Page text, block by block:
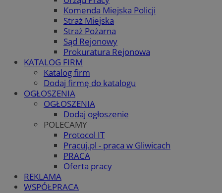
Komenda Miejska Policji
Straż Miejska
Straż Pożarna
Sąd Rejonowy
Prokuratura Rejonowa
KATALOG FIRM
Katalog firm
Dodaj firmę do katalogu
OGŁOSZENIA
OGŁOSZENIA
Dodaj ogłoszenie
POLECAMY
Protocol IT
Pracuj.pl - praca w Gliwicach
PRACA
Oferta pracy
REKLAMA
WSPÓŁPRACA